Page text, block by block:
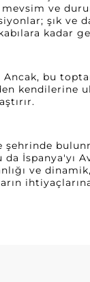
ve
şık ve
kadar
bu
kendilerine
şehrinde
İspanya'yı
ve